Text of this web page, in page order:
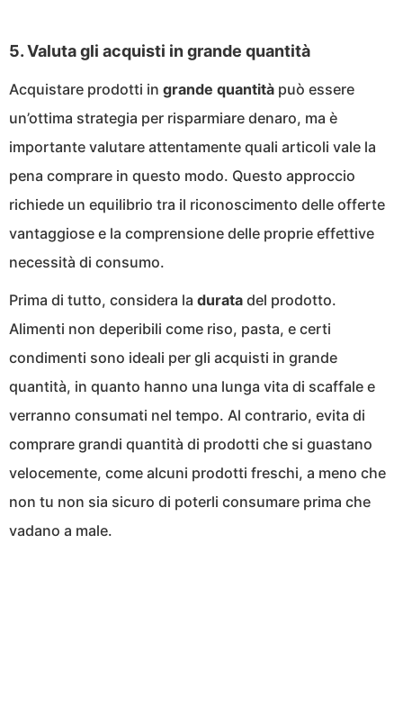
5. Valuta gli acquisti in grande quantità
Acquistare prodotti in grande quantità può essere
un’ottima strategia per risparmiare denaro, ma è
importante valutare attentamente quali articoli vale la
pena comprare in questo modo. Questo approccio
richiede un equilibrio tra il riconoscimento delle offerte
vantaggiose e la comprensione delle proprie effettive
necessità di consumo.
Prima di tutto, considera la durata del prodotto.
Alimenti non deperibili come riso, pasta, e certi
condimenti sono ideali per gli acquisti in grande
quantità, in quanto hanno una lunga vita di scaffale e
verranno consumati nel tempo. Al contrario, evita di
comprare grandi quantità di prodotti che si guastano
velocemente, come alcuni prodotti freschi, a meno che
non tu non sia sicuro di poterli consumare prima che
vadano a male.